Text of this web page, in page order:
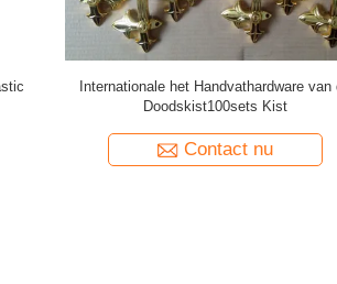
De gouden Toebehoren van de de
Handvattenkist van de Kleurendoodskist
Contact nu